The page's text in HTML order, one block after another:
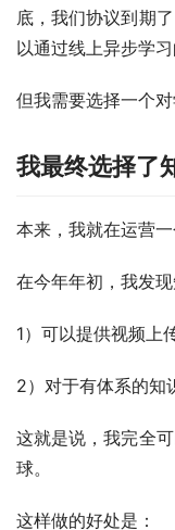
底，我们协议到期
以通过线上异步学
但我需要选择一个对
我最终选择了
本来，我就在运营
在今年年初，我发
1）可以提供视频上
2）对于有体系的知
这就是说，我完全
球。
这样做的好处是：